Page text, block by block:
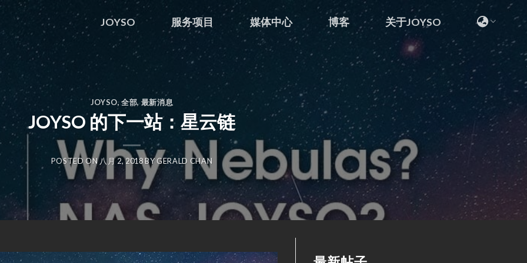
JOYSO 服务项目 媒体中心 博客 关于JOYSO
JOYSO,全部,最新消息
JOYSO 的下一站：星云链
POSTED ON八月 2, 2018BYGERALD CHAN